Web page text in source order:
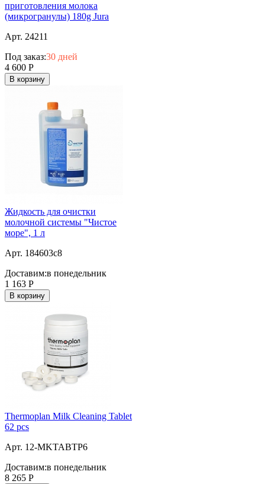
приготовления молока
(микрогранулы) 180g Jura
Арт. 24211
Под заказ:30 дней
4 600 Р
В корзину
Жидкость для очистки
молочной системы "Чистое
море", 1 л
Арт. 184603c8
Доставим:в понедельник
1 163 Р
В корзину
Thermoplan Milk Cleaning Tablet
62 pcs
Арт. 12-MKTABTP6
Доставим:в понедельник
8 265 Р